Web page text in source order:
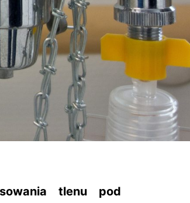
tlenu pod